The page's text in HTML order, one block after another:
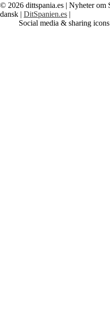
© 2026 dittspania.es | Nyheter om
dansk | DitSpanien.es |
Social media & sharing